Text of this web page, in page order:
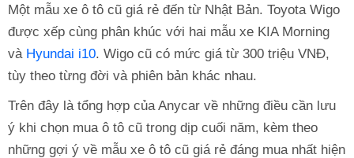
Một mẫu xe ô tô cũ giá rẻ đến từ Nhật Bản. Toyota Wigo
được xếp cùng phân khúc với hai mẫu xe KIA Morning
và Hyundai i10. Wigo cũ có mức giá từ 300 triệu VNĐ,
tùy theo từng đời và phiên bản khác nhau.
Trên đây là tổng hợp của Anycar về những điều cần lưu
ý khi chọn mua ô tô cũ trong dịp cuối năm, kèm theo
những gợi ý về mẫu xe ô tô cũ giá rẻ đáng mua nhất hiện